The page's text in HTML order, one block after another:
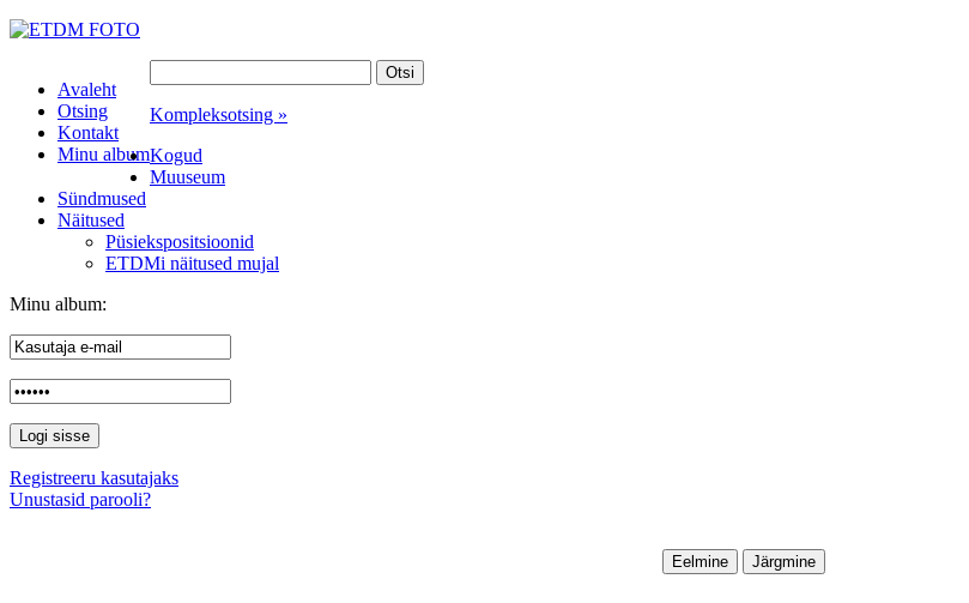
Avaleht
Otsing
Kontakt
Minu album
Kompleksotsing »
Kogud
Muuseum
Sündmused
Näitused
Püsiekspositsioonid
ETDMi näitused mujal
Minu album:
Registreeru kasutajaks
Unustasid parooli?